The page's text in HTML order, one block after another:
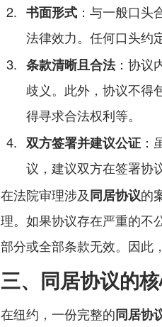
书面形式 ：与一般口头
法律效力。任何口头约
条款清晰且合法：协议
歧义。此外，协议不得
得寻求合法权利等。
双方签署并建议公证 ：
议，建议双方在签署协
在法院审理涉及 同居协议的
理。如果协议存在严重的不
部分或全部条款无效。因此
三、同居协议的
在纽约，一份完整的同居协